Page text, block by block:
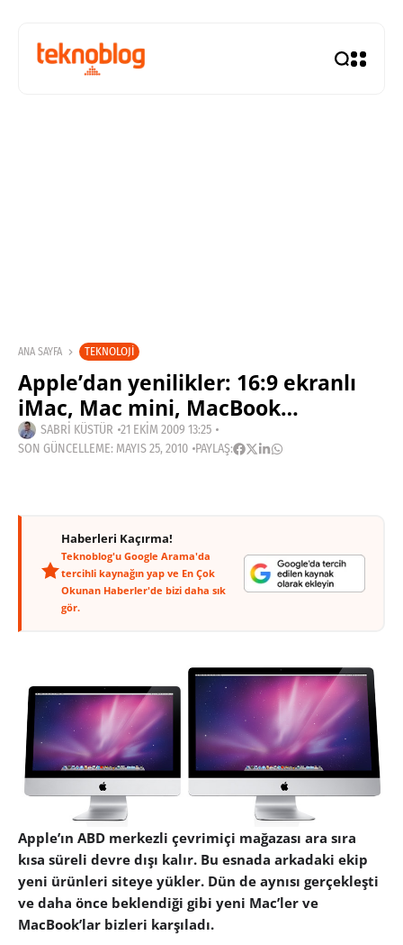
ANA SAYFA TEKNOLOJI
Apple’dan yenilikler: 16:9 ekranlı
iMac, Mac mini, MacBook…
SABRI KÜSTÜR 21 EKIM 2009 13:25
SON GÜNCELLEME: MAYIS 25, 2010 PAYLAŞ:
Haberleri Kaçırma!
Teknoblog'u Google Arama'da
tercihli kaynağın yap ve En Çok
Okunan Haberler'de bizi daha sık
gör.
Apple’ın ABD merkezli çevrimiçi mağazası ara sıra
kısa süreli devre dışı kalır. Bu esnada arkadaki ekip
yeni ürünleri siteye yükler. Dün de aynısı gerçekleşti
ve daha önce beklendiği gibi yeni Mac’ler ve
MacBook’lar bizleri karşıladı.